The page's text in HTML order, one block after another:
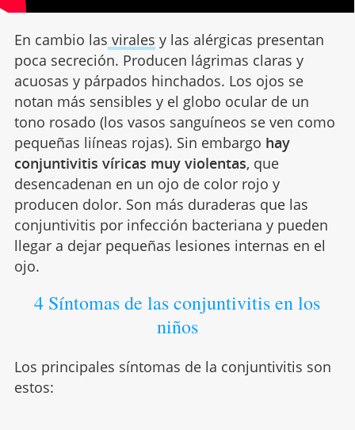
En cambio las virales y las alérgicas presentan
poca secreción. Producen lágrimas claras y
acuosas y párpados hinchados. Los ojos se
notan más sensibles y el globo ocular de un
tono rosado (los vasos sanguíneos se ven como
pequeñas liíneas rojas). Sin embargo hay
conjuntivitis víricas muy violentas, que
desencadenan en un ojo de color rojo y
producen dolor. Son más duraderas que las
conjuntivitis por infección bacteriana y pueden
llegar a dejar pequeñas lesiones internas en el
ojo.
4 Síntomas de las conjuntivitis en los
niños
Los principales síntomas de la conjuntivitis son
estos: